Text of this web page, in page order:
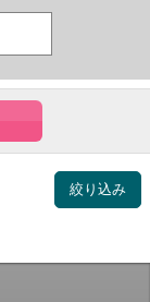
絞り込み